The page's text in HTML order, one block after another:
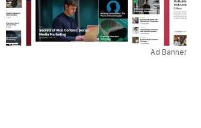
Ad Banner